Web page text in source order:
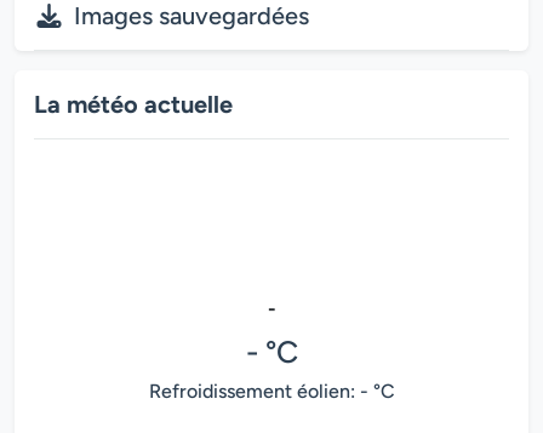
Images sauvegardées
La météo actuelle
-
- °C
Refroidissement éolien: - °C